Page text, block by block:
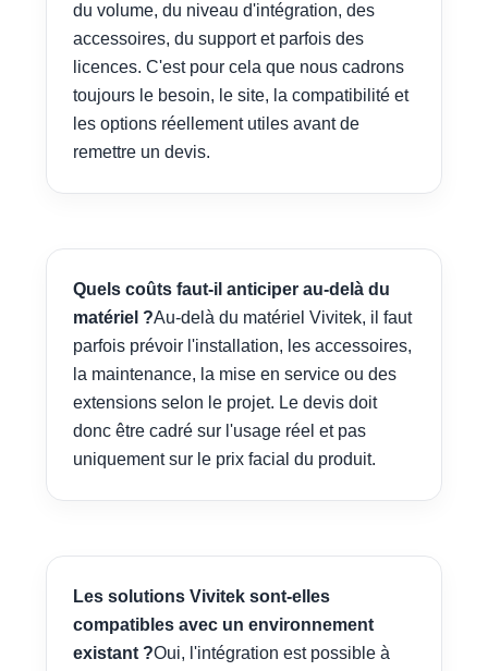
du volume, du niveau d'intégration, des
accessoires, du support et parfois des
licences. C'est pour cela que nous cadrons
toujours le besoin, le site, la compatibilité et
les options réellement utiles avant de
remettre un devis.
Quels coûts faut-il anticiper au-delà du
matériel ?Au-delà du matériel Vivitek, il faut
parfois prévoir l'installation, les accessoires,
la maintenance, la mise en service ou des
extensions selon le projet. Le devis doit
donc être cadré sur l'usage réel et pas
uniquement sur le prix facial du produit.
Les solutions Vivitek sont-elles
compatibles avec un environnement
existant ?Oui, l'intégration est possible à